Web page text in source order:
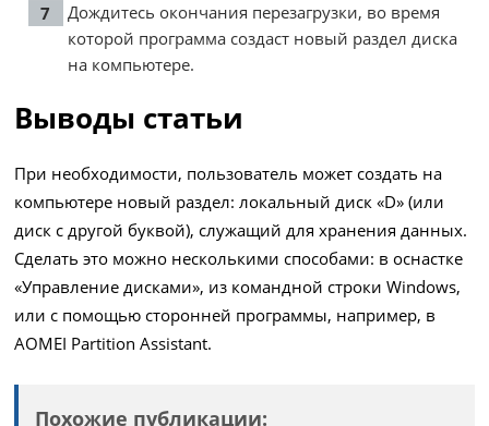
Дождитесь окончания перезагрузки, во время
которой программа создаст новый раздел диска
на компьютере.
Выводы статьи
При необходимости, пользователь может создать на
компьютере новый раздел: локальный диск «D» (или
диск с другой буквой), служащий для хранения данных.
Сделать это можно несколькими способами: в оснастке
«Управление дисками», из командной строки Windows,
или с помощью сторонней программы, например, в
AOMEI Partition Assistant.
Похожие публикации: